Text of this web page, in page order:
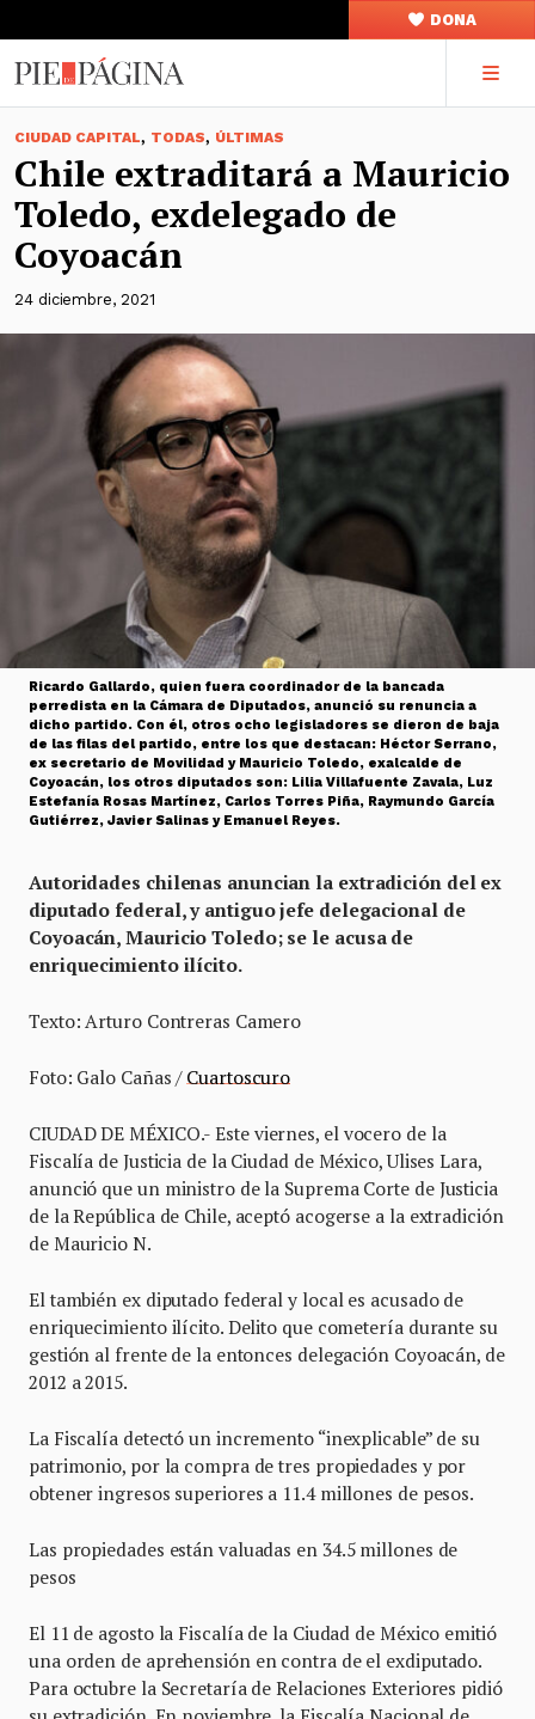
DONA
CIUDAD CAPITAL, TODAS, ÚLTIMAS
Chile extraditará a Mauricio
Toledo, exdelegado de
Coyoacán
24 diciembre, 2021
Ricardo Gallardo, quien fuera coordinador de la bancada
perredista en la Cámara de Diputados, anunció su renuncia a
dicho partido. Con él, otros ocho legisladores se dieron de baja
de las filas del partido, entre los que destacan: Héctor Serrano,
ex secretario de Movilidad y Mauricio Toledo, exalcalde de
Coyoacán, los otros diputados son: Lilia Villafuente Zavala, Luz
Estefanía Rosas Martínez, Carlos Torres Piña, Raymundo García
Gutiérrez, Javier Salinas y Emanuel Reyes.
Autoridades chilenas anuncian la extradición del ex
diputado federal, y antiguo jefe delegacional de
Coyoacán, Mauricio Toledo; se le acusa de
enriquecimiento ilícito.
Texto: Arturo Contreras Camero
Foto: Galo Cañas /Cuartoscuro
CIUDAD DE MÉXICO.- Este viernes, el vocero de la
Fiscalía de Justicia de la Ciudad de México, Ulises Lara,
anunció que un ministro de la Suprema Corte de Justicia
de la República de Chile, aceptó acogerse a la extradición
de Mauricio N.
El también ex diputado federal y local es acusado de
enriquecimiento ilícito. Delito que cometería durante su
gestión al frente de la entonces delegación Coyoacán, de
2012 a 2015.
La Fiscalía detectó un incremento “inexplicable” de su
patrimonio, por la compra de tres propiedades y por
obtener ingresos superiores a 11.4 millones de pesos.
Las propiedades están valuadas en 34.5 millones de
pesos
El 11 de agosto la Fiscalía de la Ciudad de México emitió
una orden de aprehensión en contra de el exdiputado.
Para octubre la Secretaría de Relaciones Exteriores pidió